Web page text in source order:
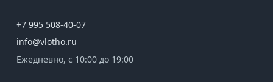
+7 995 508-40-07
info@vlotho.ru
Ежедневно, с 10:00 до 19:00